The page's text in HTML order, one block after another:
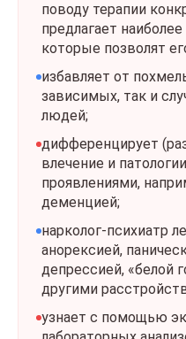
поводу терапии
предлагает
которые позволят
избавляет от
зависимых, так и
людей;
дифференцирует
влечение и
проявлениями,
деменцией;
нарколог-психиатр
анорексией,
депрессией, «белой
другими
узнает с помощью